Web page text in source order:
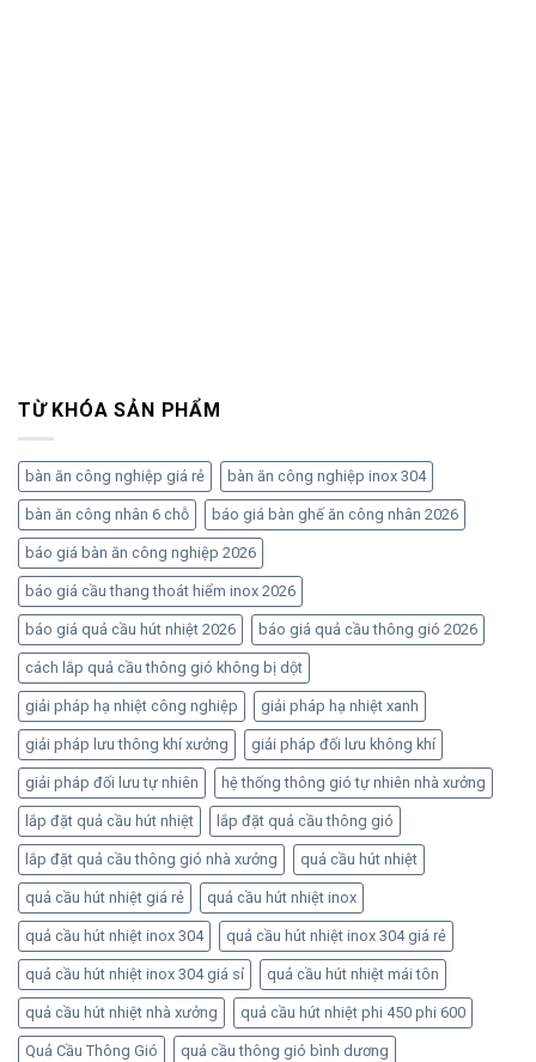
TỪ KHÓA SẢN PHẨM
bàn ăn công nghiệp giá rẻ bàn ăn công nghiệp inox 304
bàn ăn công nhân 6 chỗ báo giá bàn ghế ăn công nhân 2026
báo giá bàn ăn công nghiệp 2026
báo giá cầu thang thoát hiểm inox 2026
báo giá quả cầu hút nhiệt 2026 báo giá quả cầu thông gió 2026
cách lắp quả cầu thông gió không bị dột
giải pháp hạ nhiệt công nghiệp giải pháp hạ nhiệt xanh
giải pháp lưu thông khí xưởng giải pháp đối lưu không khí
giải pháp đối lưu tự nhiên hệ thống thông gió tự nhiên nhà xưởng
lắp đặt quả cầu hút nhiệt lắp đặt quả cầu thông gió
lắp đặt quả cầu thông gió nhà xưởng quả cầu hút nhiệt
quả cầu hút nhiệt giá rẻ quả cầu hút nhiệt inox
quả cầu hút nhiệt inox 304 quả cầu hút nhiệt inox 304 giá rẻ
quả cầu hút nhiệt inox 304 giá sỉ quả cầu hút nhiệt mái tôn
quả cầu hút nhiệt nhà xưởng quả cầu hút nhiệt phi 450 phi 600
Quả Cầu Thông Gió quả cầu thông gió bình dương